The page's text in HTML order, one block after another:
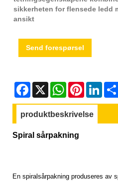
sikkerheten for flensede ledd
ansikt
Send forespørsel
Facebook
X WhatsAppPinterest
produktbeskrivelse
Spiral sårpakning
En spiralsårpakning produseres av